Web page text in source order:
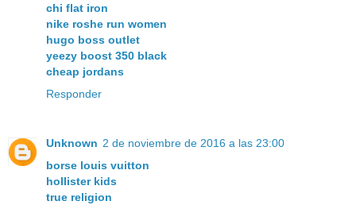
chi flat iron
nike roshe run women
hugo boss outlet
yeezy boost 350 black
cheap jordans
Responder
Unknown 2 de noviembre de 2016 a las 23:00
borse louis vuitton
hollister kids
true religion